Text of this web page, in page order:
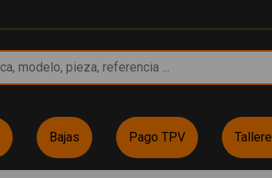
Bajas Pago TPV